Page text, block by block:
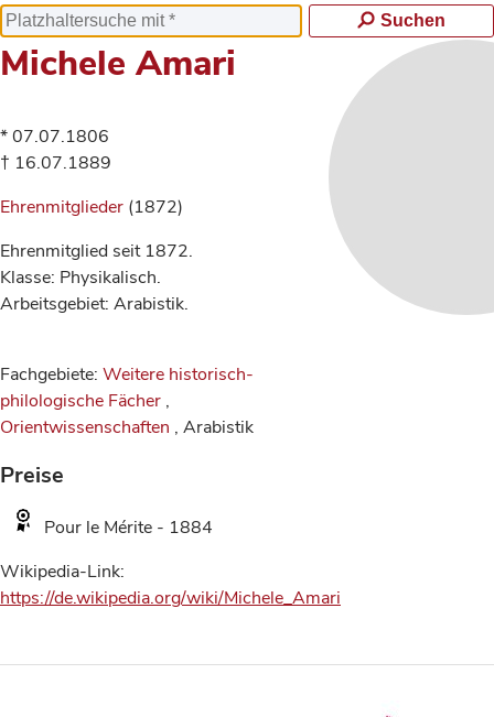
Suchen
Michele Amari
* 07.07.1806
† 16.07.1889
Ehrenmitglieder (1872)
Ehrenmitglied seit 1872.
Klasse: Physikalisch.
Arbeitsgebiet: Arabistik.
Fachgebiete: Weitere historisch-
philologische Fächer ,
Orientwissenschaften , Arabistik
Preise
Pour le Mérite - 1884
Wikipedia-Link:
https://de.wikipedia.org/wiki/Michele_Amari